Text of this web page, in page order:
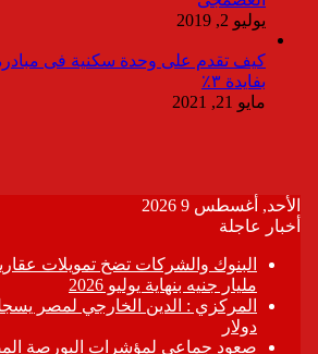
يوليو 2, 2019
كيف تقدم على وحدة سكنية فى مبادرة
بفايدة ٣٪
مايو 21, 2021